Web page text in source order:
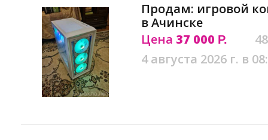
Продам: игровой
в Ачинске
Цена 37 000 Р.
4 августа 2026 г. в